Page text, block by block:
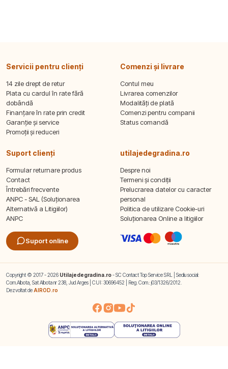
Servicii pentru clienți
14 zile drept de retur
Plata cu cardul în rate fără
dobândă
Finanțare în rate prin credit
Garanție și service
Promoții și reduceri
Comenzi și livrare
Contul meu
Livrarea comenzilor
Modalități de plată
Comenzi pentru companii
Status comandă
Suport clienți
Formular returnare produs
Contact
Întrebări frecvente
ANPC - SAL (Soluționarea
Alternativă a Litigiilor)
ANPC
Suport online
utilajedegradina.ro
Despre noi
Termeni și condiții
Prelucrarea datelor cu caracter
personal
Politica de utilizare Cookie-uri
Soluționarea Online a litigiilor
Copyright © 2017 - 2026 Utilajedegradina.ro- SC Contact Top Service SRL | Sediu social:
Com.Albota, Sat Albota nr 238, Jud Arges | CUI: 30696452 | Reg. Com.: j03/1326/2012.
Dezvoltat de AIROD.ro